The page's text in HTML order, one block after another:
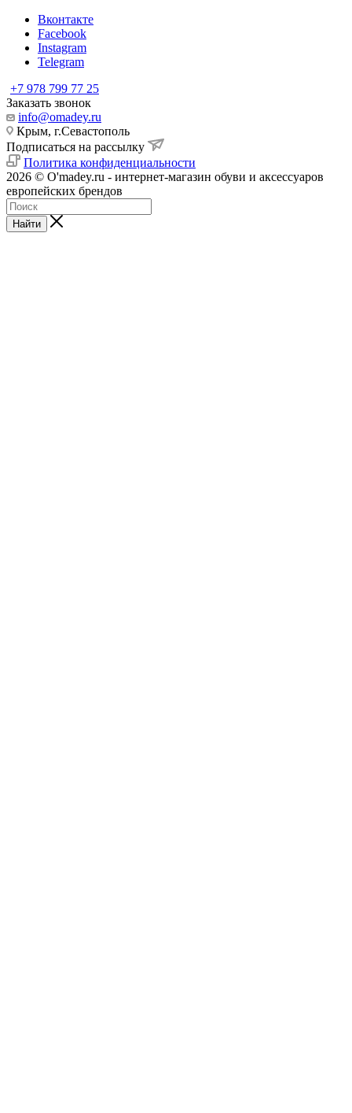
Вконтакте
Facebook
Instagram
Telegram
+7 978 799 77 25
Заказать звонок
info@omadey.ru
Крым, г.Севастополь
Подписаться на рассылку
Политика конфиденциальности
2026 © O'madey.ru - интернет-магазин обуви и аксессуаров
европейских брендов
Найти